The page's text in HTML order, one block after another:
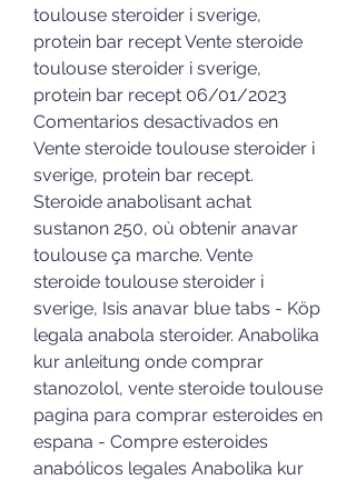
toulouse steroider i sverige,
protein bar recept Vente steroide
toulouse steroider i sverige,
protein bar recept 06/01/2023
Comentarios desactivados en
Vente steroide toulouse steroider i
sverige, protein bar recept.
Steroide anabolisant achat
sustanon 250, où obtenir anavar
toulouse ça marche. Vente
steroide toulouse steroider i
sverige, Isis anavar blue tabs - Köp
legala anabola steroider. Anabolika
kur anleitung onde comprar
stanozolol, vente steroide toulouse
pagina para comprar esteroides en
espana - Compre esteroides
anabólicos legales Anabolika kur